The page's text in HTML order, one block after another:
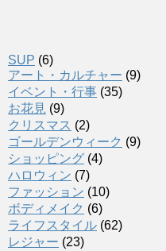
SUP (6)
アート・カルチャー (9)
イベント・行事 (35)
お花見 (9)
クリスマス (2)
ゴールデンウィーク (9)
ショッピング (4)
ハロウィン (7)
ファッション (10)
ボディメイク (6)
ライフスタイル (62)
レジャー (23)